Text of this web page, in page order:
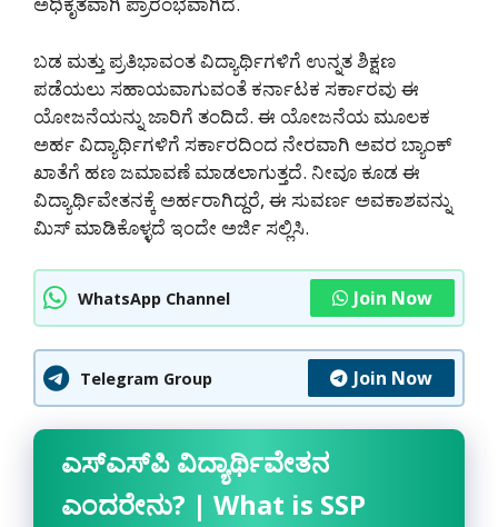
ಬಡ ಮತ್ತು ಪ್ರತಿಭಾವಂತ ವಿದ್ಯಾರ್ಥಿಗಳಿಗೆ ಉನ್ನತ ಶಿಕ್ಷಣ
ಪಡೆಯಲು ಸಹಾಯವಾಗುವಂತೆ ಕರ್ನಾಟಕ ಸರ್ಕಾರವು ಈ
ಯೋಜನೆಯನ್ನು ಜಾರಿಗೆ ತಂದಿದೆ. ಈ ಯೋಜನೆಯ ಮೂಲಕ
ಅರ್ಹ ವಿದ್ಯಾರ್ಥಿಗಳಿಗೆ ಸರ್ಕಾರದಿಂದ ನೇರವಾಗಿ ಅವರ ಬ್ಯಾಂಕ್
ಖಾತೆಗೆ ಹಣ ಜಮಾವಣೆ ಮಾಡಲಾಗುತ್ತದೆ. ನೀವೂ ಕೂಡ ಈ
ವಿದ್ಯಾರ್ಥಿವೇತನಕ್ಕೆ ಅರ್ಹರಾಗಿದ್ದರೆ, ಈ ಸುವರ್ಣ ಅವಕಾಶವನ್ನು
ಮಿಸ್ ಮಾಡಿಕೊಳ್ಳದೆ ಇಂದೇ ಅರ್ಜಿ ಸಲ್ಲಿಸಿ.
WhatsApp Channel Join Now
Telegram Group Join Now
ಎಸ್ಎಸ್ಪಿ ವಿದ್ಯಾರ್ಥಿವೇತನ
ಎಂದರೇನು? | What is SSP